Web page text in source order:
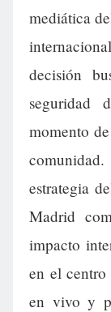
mediática
decisión
seguridad
momento
estrategia
Madrid
impacto
en el
en vivo y